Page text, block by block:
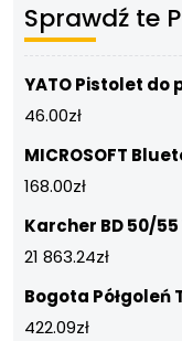
Sprawdź te
YATO Pistolet do
46.00zł
MICROSOFT
168.00zł
Karcher BD 50/55
21 863.24zł
Bogota Półgoleń
422.09zł